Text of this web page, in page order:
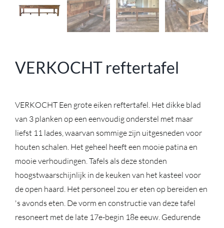
VERKOCHT reftertafel
VERKOCHT Een grote eiken reftertafel. Het dikke blad
van 3 planken op een eenvoudig onderstel met maar
liefst 11 lades, waarvan sommige zijn uitgesneden voor
houten schalen. Het geheel heeft een mooie patina en
mooie verhoudingen. Tafels als deze stonden
hoogstwaarschijnlijk in de keuken van het kasteel voor
de open haard. Het personeel zou er eten op bereiden en
's avonds eten. De vorm en constructie van deze tafel
resoneert met de late 17e-begin 18e eeuw. Gedurende